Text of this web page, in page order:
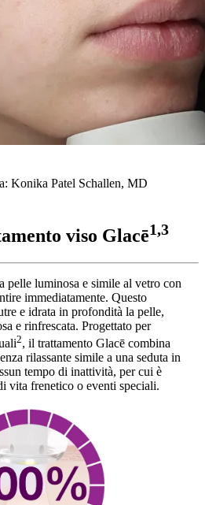
Konika Patel Schallen, MD
viso Glacē1,3
pelle luminosa e simile al vetro con
immediatamente. Questo
e idrata in profondità la pelle,
e rinfrescata. Progettato per
2, il trattamento Glacē combina
rilassante simile a una seduta in
tempo di inattività, per cui è
vita frenetico o eventi speciali.